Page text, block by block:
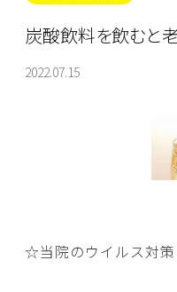
炭酸飲料を飲むと
2022.07.15
☆当院のウイルス対